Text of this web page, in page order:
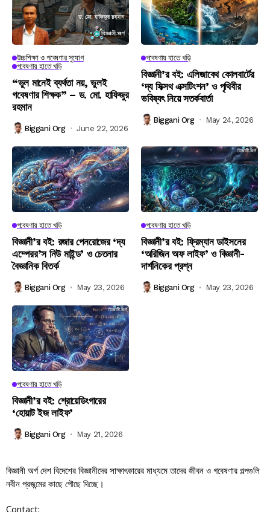
উচ্চশিক্ষা ও গবেষণার সুযোগ
গবেষণায় হাতে খড়ি
“ভুল মানেই ব্যর্থতা নয়, ভুলই
গবেষণার শিক্ষক” – ড. মো. হাফিজুর
রহমান
Biggani Org June 22, 2026
গবেষণায় হাতে খড়ি
বিজ্ঞানী’র বই: এলিজাবেথ কোলবার্টের
‘দ্য সিক্সথ এক্সটিংশন’ ও পৃথিবীর
ভবিষ্যৎ নিয়ে সতর্কবার্তা
Biggani Org May 24, 2026
গবেষণায় হাতে খড়ি
বিজ্ঞানী’র বই: রজার পেনরোজের ‘দ্য
এম্পেরর’স নিউ মাইন্ড’ ও চেতনার
বৈজ্ঞানিক বিতর্ক
Biggani Org May 23, 2026
গবেষণায় হাতে খড়ি
বিজ্ঞানী’র বই: ফ্রিম্যান ডাইসনের
‘অরিজিন অফ লাইফ’ ও বিজ্ঞানী-
দার্শনিকের প্রশ্ন
Biggani Org May 23, 2026
গবেষণায় হাতে খড়ি
বিজ্ঞানী’র বই: শ্রোয়েডিংগারের
‘হোয়াট ইজ লাইফ’
Biggani Org May 21, 2026
বিজ্ঞানী অর্গ দেশ বিদেশের বিজ্ঞানীদের সাক্ষাৎকারের মাধ্যমে তাদের জীবন ও গবেষণার গল্পগুলি
নবীন প্রজন্মের কাছে পৌছে দিচ্ছে।
Contact: